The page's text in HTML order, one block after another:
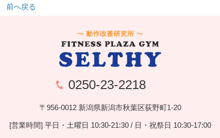
前へ戻る
0250-23-2218
〒956-0012 新潟県新潟市秋葉区荻野町1-20
[営業時間] 平日・土曜日 10:30-21:30 / 日・祝祭日 10:30-17:00